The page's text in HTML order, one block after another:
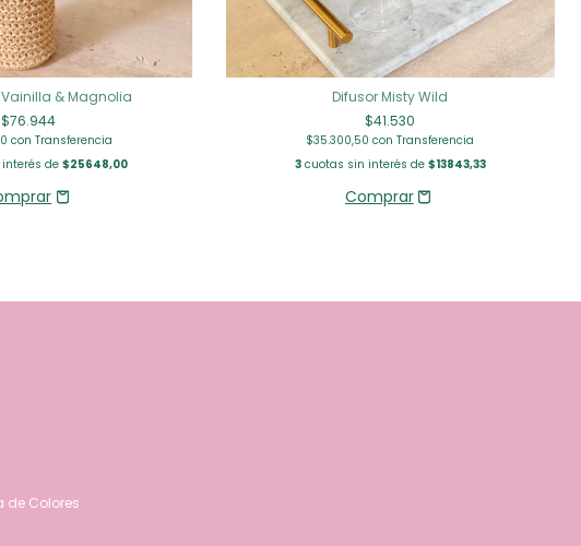
Vainilla & Magnolia
$76.944
con Transferencia
de $25648,00
Difusor Misty Wild
$41.530
$35.300,50con Transferencia
3cuotas sin interés de $13843,33
de Colores